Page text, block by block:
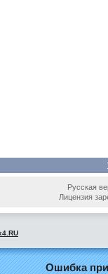
Русская
Лицензия
Ошибка при